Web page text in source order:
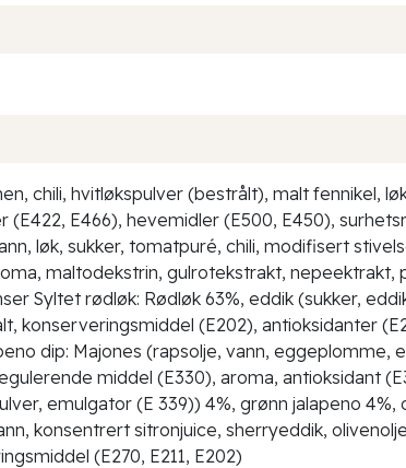
chili, hvitløkspulver (bestrålt), malt fennikel,
E466), hevemidler (E500, E450),
løk, sukker, tomatpuré, chili, modifisert
maltodekstrin, gulrotekstrakt,
Syltet rødløk: Rødløk 63%, eddik (sukker,
konserveringsmiddel (E202), antioksidanter
dip: Majones (rapsolje, vann, eggeplomme,
middel (E330), aroma, antioksidant
emulgator (E 339)) 4%, grønn jalapeno 4%,
konsentrert sitronjuice, sherryeddik,
(E270, E211, E202)